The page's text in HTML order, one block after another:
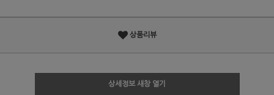
상품리뷰
상세정보 새창 열기